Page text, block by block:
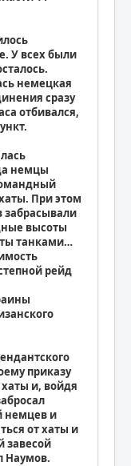
У всех были
немецкая
сразу
отбивался,
немцы
При этом
забрасывали
высоты
танками…
рейд
приказу
и, войдя
немцев и
от хаты и
завесой
Наумов.